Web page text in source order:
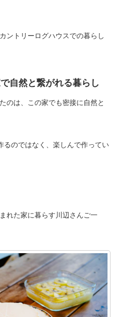
ントリーログハウスでの暮らし
自然と繋がれる暮らし
のは、この家でも密接に自然と
るのではなく、楽しんで作ってい
れた家に暮らす川辺さんご一